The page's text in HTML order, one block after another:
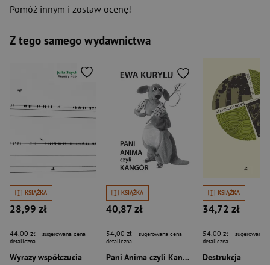
Pomóż innym i zostaw ocenę!
Z tego samego wydawnictwa
KSIĄŻKA
28,99 zł
44,00 zł - sugerowana cena
detaliczna
Wyrazy współczucia
KSIĄŻKA
40,87 zł
54,00 zł - sugerowana cena
detaliczna
Pani Anima czyli Kangór
KSIĄŻKA
34,72 zł
54,00 zł - sugerowana
detaliczna
Destrukcja